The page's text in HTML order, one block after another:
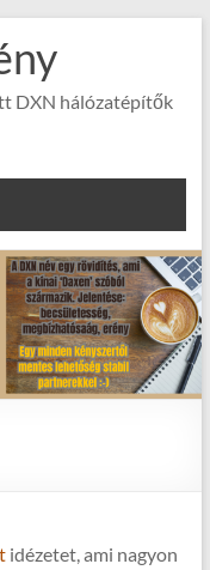
DXN hálózatépítők
idézetet, ami nagyon